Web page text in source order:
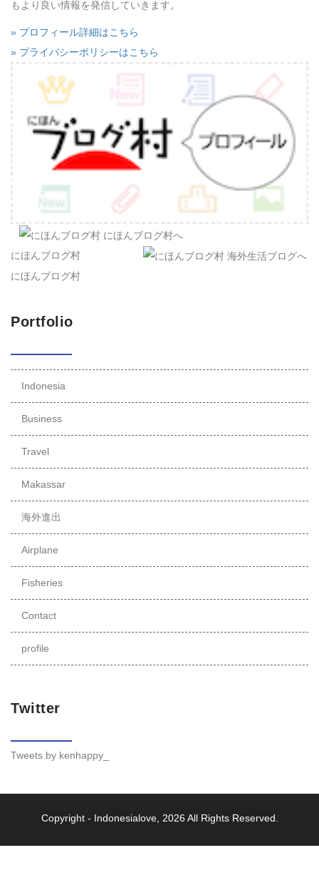
もより良い情報を発信していきます。
» プロフィール詳細はこちら
» プライバシーポリシーはこちら
にほんブログ村
にほんブログ村
Portfolio
Indonesia
Business
Travel
Makassar
海外進出
Airplane
Fisheries
Contact
profile
Twitter
Tweets by kenhappy_
Copyright - Indonesialove, 2026 All Rights Reserved.